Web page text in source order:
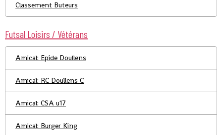
Classement Buteurs
Futsal Loisirs / Vétérans
Amical: Epide Doullens
Amical: RC Doullens C
Amical: CSA u17
Amical: Burger King